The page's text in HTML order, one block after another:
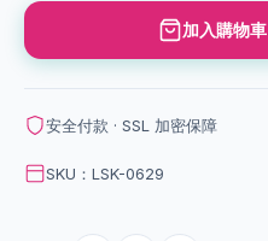
加入購物車
安全付款 · SSL 加密保障
SKU：LSK-0629